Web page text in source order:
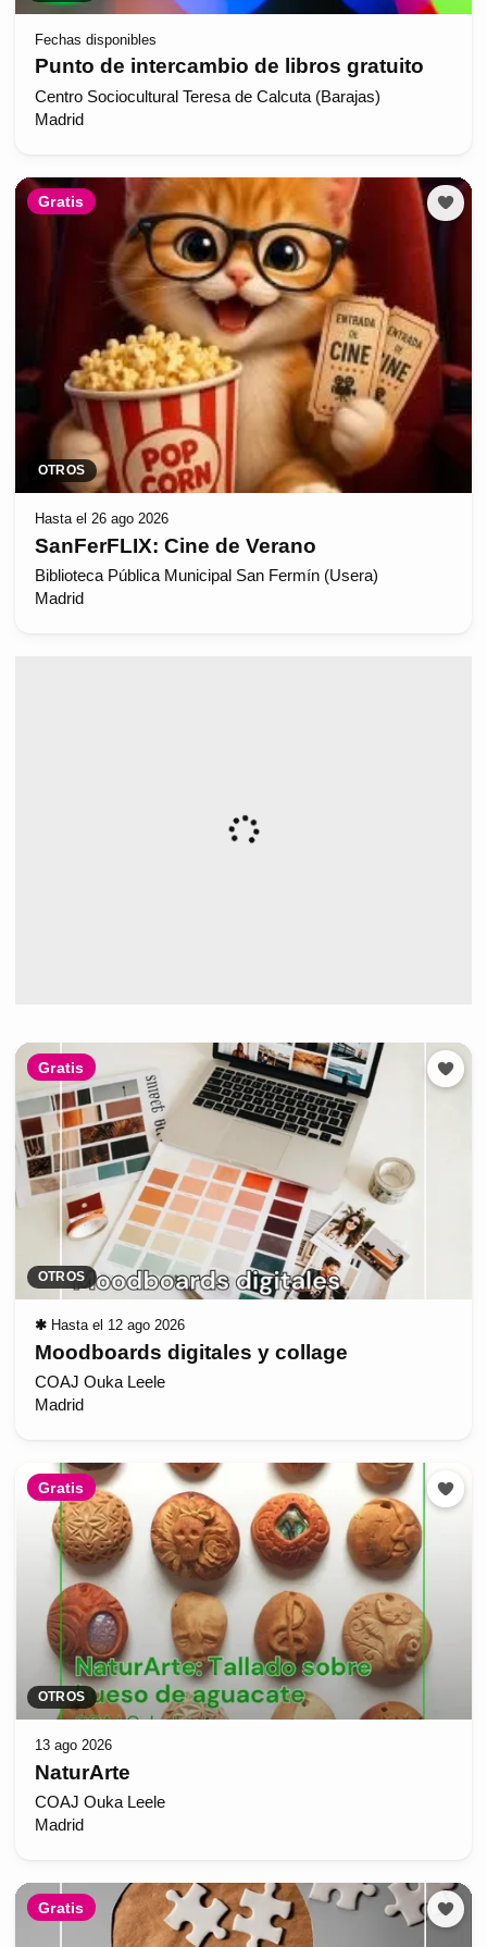
Fechas disponibles
Punto de intercambio de libros gratuito
Centro Sociocultural Teresa de Calcuta (Barajas)
Madrid
Gratis
OTROS
Hasta el 26 ago 2026
SanFerFLIX: Cine de Verano
Biblioteca Pública Municipal San Fermín (Usera)
Madrid
Gratis
OTROS
✱ Hasta el 12 ago 2026
Moodboards digitales y collage
COAJ Ouka Leele
Madrid
Gratis
OTROS
13 ago 2026
NaturArte
COAJ Ouka Leele
Madrid
Gratis